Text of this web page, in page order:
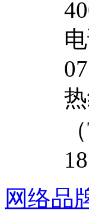
网络品